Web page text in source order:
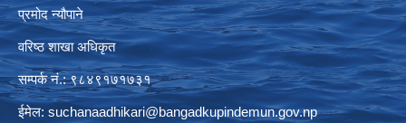
प्रमोद न्यौपाने
वरिष्ठ शाखा अधिकृत
सम्पर्क नं.: ९८४९१७१७३१
ईमेल: suchanaadhikari@bangadkupindemun.gov.np